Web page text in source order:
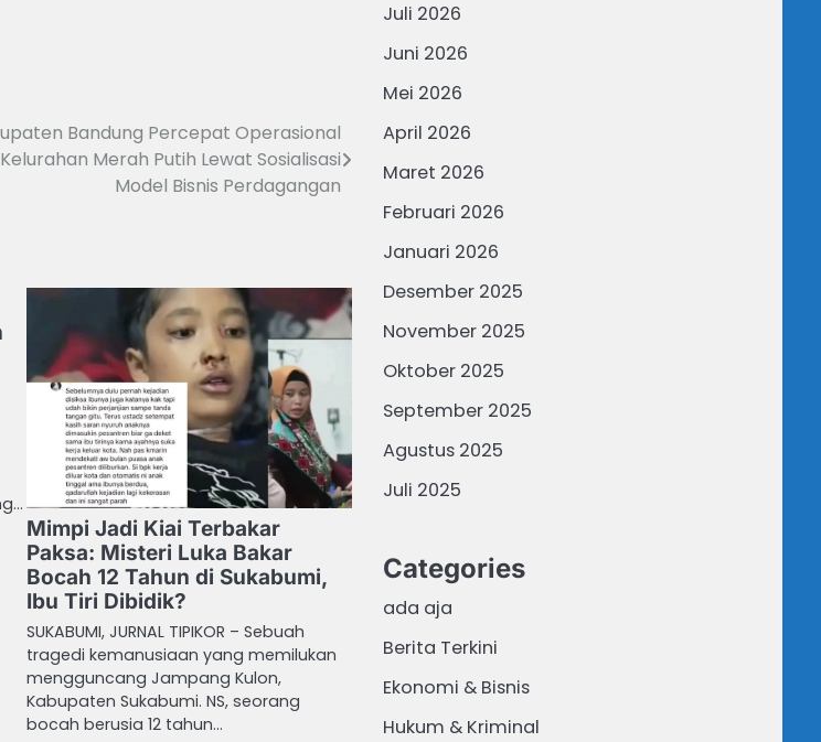
Bandung Percepat Operasional
Merah Putih Lewat Sosialisasi
Model Bisnis Perdagangan
Mimpi Jadi Kiai Terbakar
Paksa: Misteri Luka Bakar
Bocah 12 Tahun di Sukabumi,
Ibu Tiri Dibidik?
SUKABUMI, JURNAL TIPIKOR – Sebuah
tragedi kemanusiaan yang memilukan
mengguncang Jampang Kulon,
Kabupaten Sukabumi. NS, seorang
bocah berusia 12 tahun…
Juli 2026
Juni 2026
Mei 2026
April 2026
Maret 2026
Februari 2026
Januari 2026
Desember 2025
November 2025
Oktober 2025
September 2025
Agustus 2025
Juli 2025
Categories
ada aja
Berita Terkini
Ekonomi & Bisnis
Hukum & Kriminal